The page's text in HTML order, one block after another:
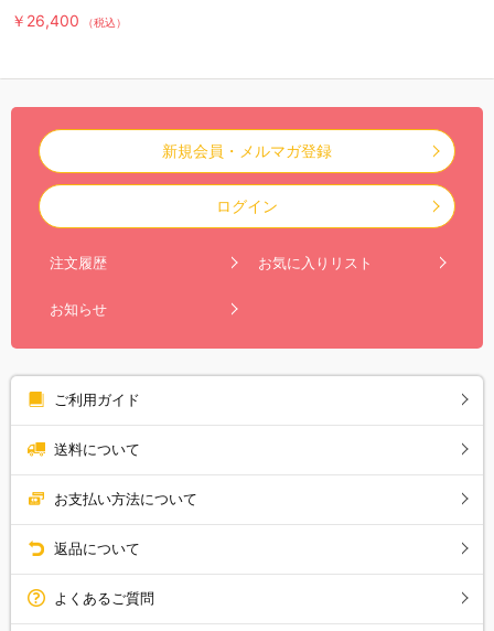
DVD-BOX（送料無料・6枚
￥26,400 （税込）
新規会員・メルマガ登録
ログイン
注文履歴 お気に入りリスト
お知らせ
ご利用ガイド
送料について
お支払い方法について
返品について
よくあるご質問